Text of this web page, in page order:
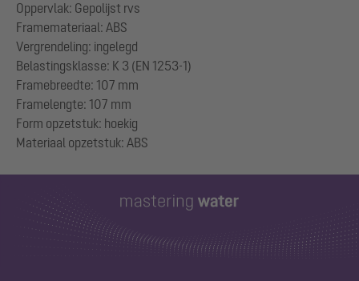
Oppervlak: Gepolijst rvs
Framemateriaal: ABS
Vergrendeling: ingelegd
Belastingsklasse: K 3 (EN 1253-1)
Framebreedte: 107 mm
Framelengte: 107 mm
Form opzetstuk: hoekig